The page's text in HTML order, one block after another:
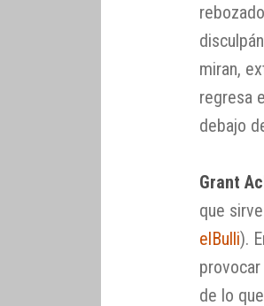
miran,
regresa
debajo
Grant
que
elBulli).
de lo